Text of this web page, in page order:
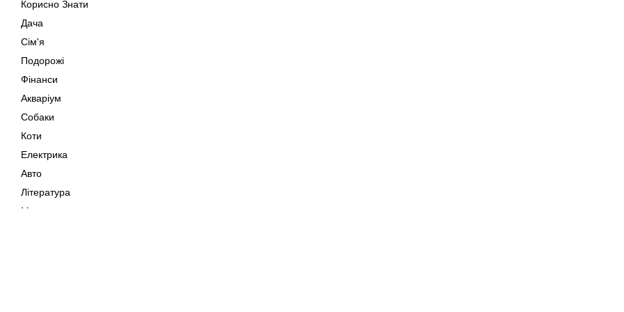
Корисно Знати
Дача
Сім'я
Подорожі
Фінанси
Акваріум
Собаки
Коти
Електрика
Авто
Література
Музика